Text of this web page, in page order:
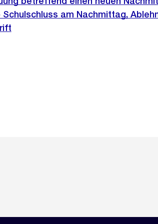
am Nachmittag,